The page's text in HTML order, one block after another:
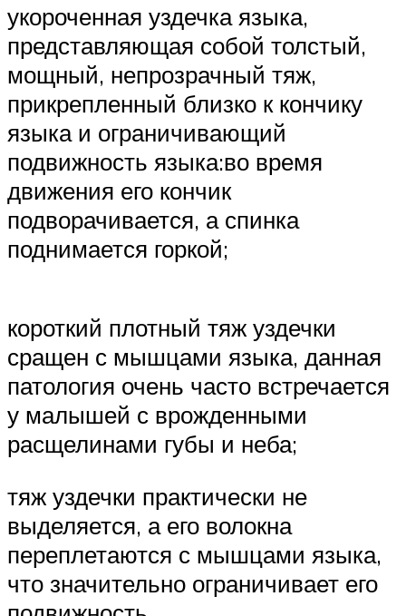
укороченная уздечка языка,
представляющая собой толстый,
мощный, непрозрачный тяж,
прикрепленный близко к кончику
языка и ограничивающий
подвижность языка:во время
движения его кончик
подворачивается, а спинка
поднимается горкой;
короткий плотный тяж уздечки
сращен с мышцами языка, данная
патология очень часто встречается
у малышей с врожденными
расщелинами губы и неба;
тяж уздечки практически не
выделяется, а его волокна
переплетаются с мышцами языка,
что значительно ограничивает его